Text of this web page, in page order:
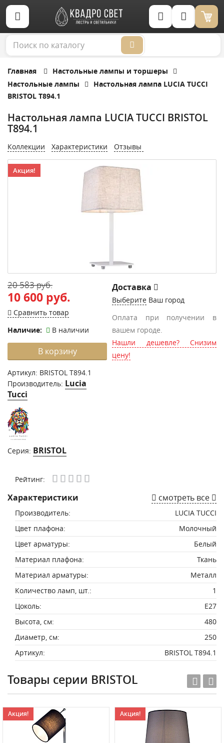
Корзина (0)
Главная
Настольные лампы и торшеры
Настольные лампы
Настольная лампа LUCIA TUCCI
BRISTOL T894.1
Настольная лампа LUCIA TUCCI BRISTOL
T894.1
Коллекции Характеристики Отзывы
Акция!
20 583 руб.
10 600 руб.
Сравнить товар
Наличие:
В наличии
В корзину
Артикул: BRISTOL T894.1
Производитель: Lucia
Tucci
Серия: BRISTOL
Доставка
Выберите Ваш город
Оплата при получении в
вашем городе.
Нашли дешевле? Снизим
цену!
Рейтинг:
Характеристики смотреть все
Производитель:
LUCIA TUCCI
Цвет плафона:
Молочный
Цвет арматуры:
Белый
Материал плафона:
Ткань
Материал арматуры:
Металл
Количество ламп, шт.:
1
Цоколь:
E27
Высота, см:
480
Диаметр, см:
250
Артикул:
BRISTOL T894.1
Товары серии BRISTOL
Акция! Акция!